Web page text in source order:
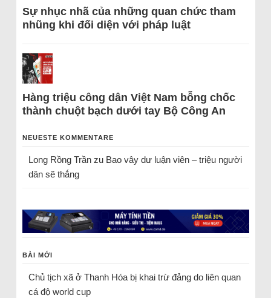
Sự nhục nhã của những quan chức tham
nhũng khi đối diện với pháp luật
Hàng triệu công dân Việt Nam bỗng chốc
thành chuột bạch dưới tay Bộ Công An
NEUESTE KOMMENTARE
Long Rồng Trầnzu Bao vây dư luận viên – triệu người
dân sẽ thắng
BÀI MỚI
Chủ tịch xã ở Thanh Hóa bị khai trừ đảng do liên quan
cá độ world cup